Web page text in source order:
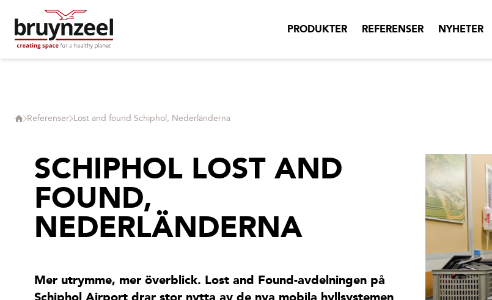
PRODUKTER REFERENSER NYHETER
Referenser Lost and found Schiphol, Nederländerna
SCHIPHOL LOST AND
FOUND,
NEDERLÄNDERNA
Mer utrymme, mer överblick. Lost and Found-avdelningen på
Schiphol Airport drar stor nytta av de nya mobila hyllsystemen